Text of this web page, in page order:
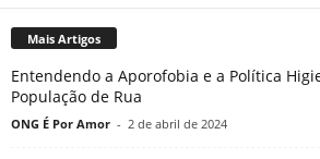
Mais Artigos
Entendendo a Aporofobia e a Política
População de Rua
ONG É Por Amor - 2 de abril de 2024